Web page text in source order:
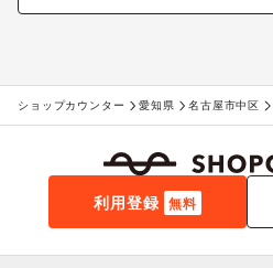
ショップカウンター 愛知県 名古屋市中区
利用登録 無料